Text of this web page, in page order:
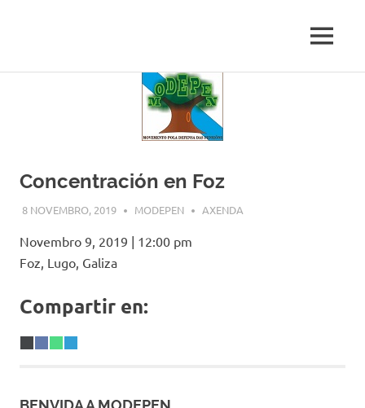
pola
Servizos
MENU
Concentración en Foz
8 NOVEMBRO, 2019 MODEPEN AXENDA
Novembro 9, 2019 | 12:00 pm
Foz, Lugo, Galiza
Compartir en:
Share
X Share
Facebook
Share
WhatsApp
Share
Telegram